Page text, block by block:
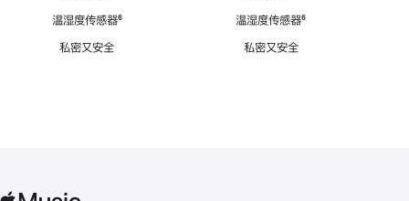
温湿度传感器脚
⁶
私密又安全
温湿度传感器脚
⁶
私密又安全